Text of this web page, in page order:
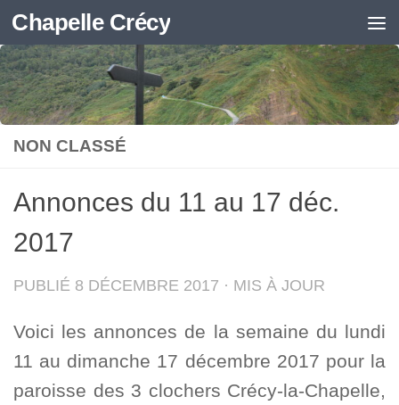
Skip to content
Chapelle Crécy
NON CLASSÉ
Annonces du 11 au 17 déc.
2017
PUBLIÉ 8 DÉCEMBRE 2017 · MIS À JOUR
Voici les annonces de la semaine du lundi
11 au dimanche 17 décembre 2017 pour la
paroisse des 3 clochers Crécy-la-Chapelle,